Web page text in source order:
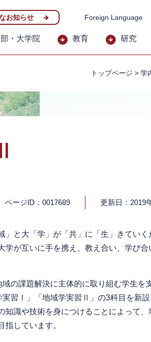
お知らせ Foreign Language
・大学院 教育 研究
トップページ > 学
ページID：0017689 更新日：2019
と大「学」が「共」に「生」きてい
が互いに手を携え、教え合い、学び
の課題解決に主体的に取り組む学生を
習Ⅰ」「地域学実習Ⅱ」の3科目を新
識や技術を身につけることによって
しています。